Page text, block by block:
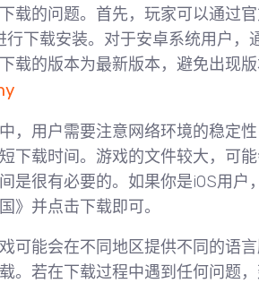
载的问题。首先，玩家可以通过
行下载安装。对于安卓系统用户，
载的版本为最新版本，避免出现版
，用户需要注意网络环境的稳定
下载时间。游戏的文件较大，可
是很有必要的。如果你是iOS用
》并点击下载即可。
可能会在不同地区提供不同的语
。若在下载过程中遇到任何问题